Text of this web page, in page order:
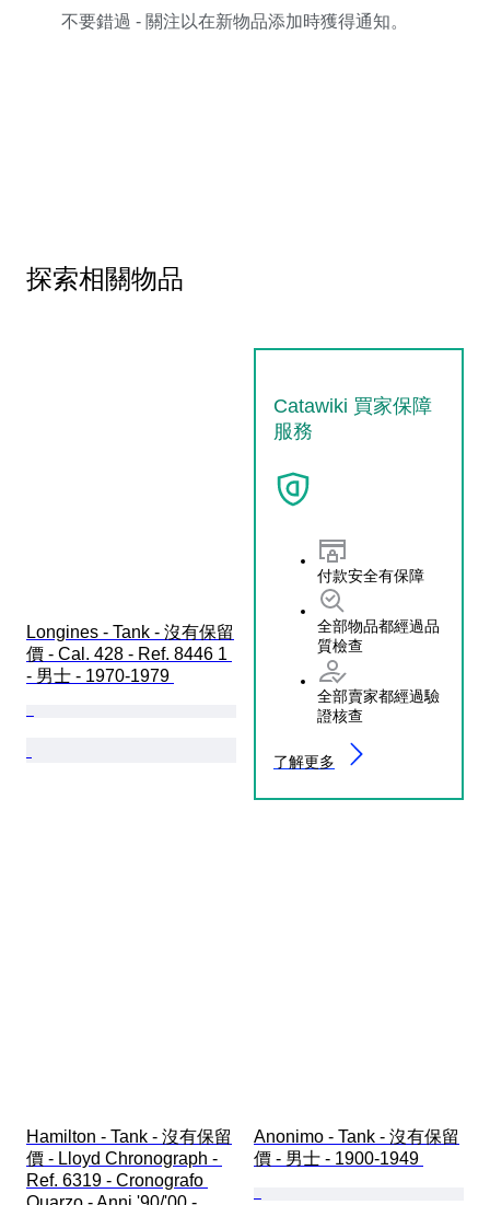
不要錯過 - 關注以在新物品添加時獲得通知。
探索相關物品
Catawiki 買家保障
服務
付款安全有保障
全部物品都經過品
質檢查
全部賣家都經過驗
證核查
了解更多
Longines - Tank - 沒有保留
價 - Cal. 428 - Ref. 8446 1
- 男士 - 1970-1979
Hamilton - Tank - 沒有保留
價 - Lloyd Chronograph -
Ref. 6319 - Cronografo
Anonimo - Tank - 沒有保留
價 - 男士 - 1900-1949